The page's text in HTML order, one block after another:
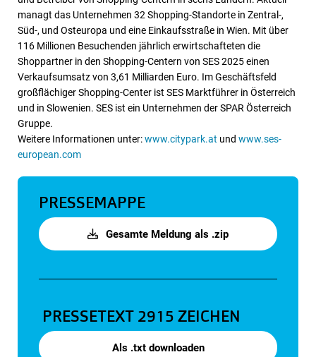
managt das Unternehmen 32 Shopping-Standorte in Zentral-,
Süd-, und Osteuropa und eine Einkaufsstraße in Wien. Mit über
116 Millionen Besuchenden jährlich erwirtschafteten die
Shoppartner in den Shopping-Centern von SES 2025 einen
Verkaufsumsatz von 3,61 Milliarden Euro. Im Geschäftsfeld
großflächiger Shopping-Center ist SES Marktführer in Österreich
und in Slowenien. SES ist ein Unternehmen der SPAR Österreich
Gruppe.
Weitere Informationen unter:www.citypark.at und www.ses-
european.com
PRESSEMAPPE
Gesamte Meldung als .zip
PRESSETEXT 2915 ZEICHEN
Als .txt downloaden